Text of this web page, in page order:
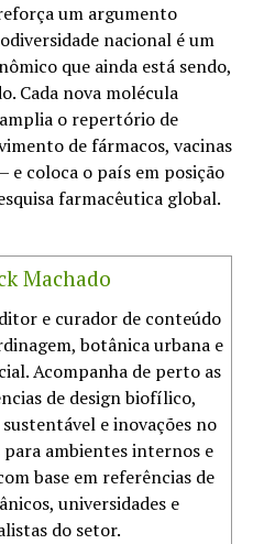
um argumento
nacional é um
que ainda está sendo,
Cada nova molécula
o repertório de
de fármacos, vacinas
e coloca o país em posição
farmacêutica global.
Machado
e curador de conteúdo
botânica urbana e
Acompanha de perto as
de design biofílico,
e inovações no
ambientes internos e
base em referências de
universidades e
do setor.